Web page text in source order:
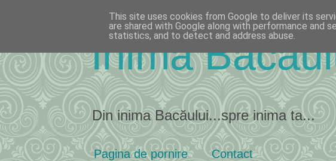
Inima
Din inima Bacăului...spre inima ta...
Pagina de pornire Contact
This site uses cookies from Google to deliver its
are shared with Google along with performance and
statistics, and to detect and address abuse.